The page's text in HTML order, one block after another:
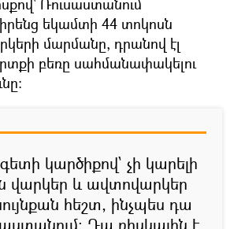
Ռուսաստանում
եկամտի 44 տոկոսն
մարմանը, դրանով էլ
բեռը սահմանափակելու
կարծիքով` չի կարելի
վարկեր և ավտովարկեր
հեշտ, ինչպես դա
Դա ռիսկային է